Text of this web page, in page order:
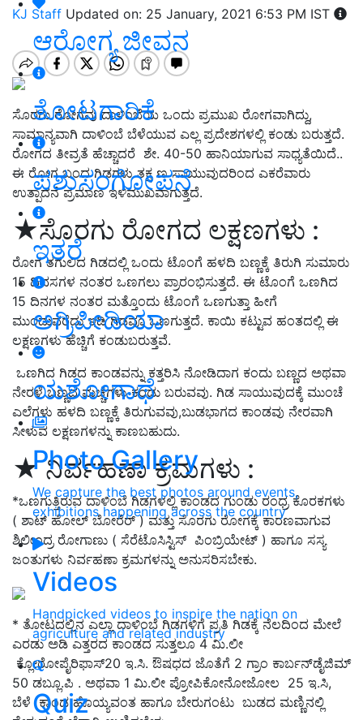
ಆರೋಗ್ಯ ಜೀವನ
ತೋಟಗಾರಿಕೆ
ಪಶುಸಂಗೋಪನೆ
ಇತರೆ
ಅಗ್ರಿಪೀಡಿಯಾ
ಯಶೋಗಾಥೆ
Photo Gallery
We capture the best photos around events,
exhibitions happening across the country
Videos
Handpicked videos to inspire the nation on
agriculture and related industry
Quiz
KJ Staff Updated on: 25 January, 2021 6:53 PM IST
ಸೊರಗು ರೋಗವು ದಾಳಿಂಬೆಯ ಒಂದು ಪ್ರಮುಖ ರೋಗವಾಗಿದ್ದು,
ಸಾಮಾನ್ಯವಾಗಿ ದಾಳಿಂಬೆ ಬೆಳೆಯುವ ಎಲ್ಲ ಪ್ರದೇಶಗಳಲ್ಲಿ ಕಂಡು ಬರುತ್ತದೆ.
ರೋಗದ ತೀವ್ರತೆ ಹೆಚ್ಚಾದರೆ ಶೇ. 40-50 ಹಾನಿಯಾಗುವ ಸಾಧ್ಯತೆಯಿದೆ..
ಈ ರೋಗ ಬಂದ ಗಿಡಗಳು ತಕ್ಷ ಣ ಸಾಯುವುದರಿಂದ ಎಕರೆವಾರು
ಉತ್ಪಾದನೆ ಪ್ರಮಾಣ ಇಳಿಮುಖವಾಗುತ್ತದೆ.
★ಸೊರಗು ರೋಗದ ಲಕ್ಷಣಗಳು :
ರೋಗ ತಗುಲಿದ ಗಿಡದಲ್ಲಿ ಒಂದು ಟೊಂಗೆ ಹಳದಿ ಬಣ್ಣಕ್ಕೆ ತಿರುಗಿ ಸುಮಾರು
15 ದಿವಸಗಳ ನಂತರ ಒಣಗಲು ಪ್ರಾರಂಭಿಸುತ್ತದೆ. ಈ ಟೊಂಗೆ ಒಣಗಿದ
15 ದಿನಗಳ ನಂತರ ಮತ್ತೊಂದು ಟೊಂಗೆ ಒಣಗುತ್ತಾ ಹೀಗೆ
ಮುಂದುವರೆದು ಇಡಿ ಗಿಡವೂ ಒಣಗುತ್ತದೆ. ಕಾಯಿ ಕಟ್ಟುವ ಹಂತದಲ್ಲಿ ಈ
ಲಕ್ಷಣಗಳು ಹೆಚ್ಚಿಗೆ ಕಂಡುಬರುತ್ತವೆ.
ಒಣಗಿದ ಗಿಡದ ಕಾಂಡವನ್ನು ಕತ್ತರಿಸಿ ನೋಡಿದಾಗ ಕಂದು ಬಣ್ಣದ ಅಥವಾ
ನೇರಳೆ ಬಣ್ಣದ ಮಚ್ಚೆಗಳು ಕಂಡು ಬರುವವು. ಗಿಡ ಸಾಯುವುದಕ್ಕೆ ಮುಂಚೆ
ಎಲೆಗಳು ಹಳದಿ ಬಣ್ಣಕ್ಕೆ ತಿರುಗುವವು,ಬುಡಭಾಗದ ಕಾಂಡವು ನೇರವಾಗಿ
ಸೀಳುವ ಲಕ್ಷಣಗಳನ್ನು ಕಾಣಬಹುದು.
★ ನಿರ್ವಹಣಾ ಕ್ರಮಗಳು :
*ಒಣಗುತ್ತಿರುವ ದಾಳಿಂಬೆ ಗಿಡಗಳಲ್ಲಿ ಕಾಂಡದ ಗುಂಡು ರಂಧ್ರ ಕೊರಕಗಳು
( ಶಾಟ್ ಹೋಲ್ ಬೋರೆರ್ ) ಮತ್ತು ಸೊರಗು ರೋಗಕ್ಕೆ ಕಾರಣವಾಗುವ
ಶಿಲೀಂದ್ರ ರೋಗಾಣು ( ಸೆರೆಟೊಸಿಸ್ಟಿಸ್ ಪಿಂಬ್ರಿಯೇಟ್ ) ಹಾಗೂ ಸಸ್ಯ
ಜಂತುಗಳು ನಿರ್ವಹಣಾ ಕ್ರಮಗಳನ್ನು ಅನುಸರಿಸಬೇಕು.
* ತೋಟದಲ್ಲಿನ ಎಲ್ಲಾ ದಾಳಿಂಬೆ ಗಿಡಗಳಿಗೆ ಪ್ರತಿ ಗಿಡಕ್ಕೆ ನೆಲದಿಂದ ಮೇಲೆ
ಎರಡು ಅಡಿ ಎತ್ತರದ ಕಾಂಡದ ಸುತ್ತಲೂ 4 ಮಿ.ಲೀ
ಕ್ಲೋರೋಪೈರಿಫಾಸ್20 ಇ.ಸಿ. ಔಷಧದ ಜೊತೆಗೆ 2 ಗ್ರಾಂ ಕಾರ್ಬನ್‌ಡೈಜಿಮ್
50 ಡಬ್ಲೂ.ಪಿ . ಅಥವಾ 1 ಮಿ.ಲೀ ಪ್ರೋಪಿಕೋನೋಜೋಲ 25 ಇ.ಸಿ,
ಬೆಳೆ ಕಾಂಡ ಹೊಯ್ಯವಂತ ಹಾಗೂ ಬೇರುಗಂಟು ಬುಡದ ಮಣ್ಣಿನಲ್ಲಿ